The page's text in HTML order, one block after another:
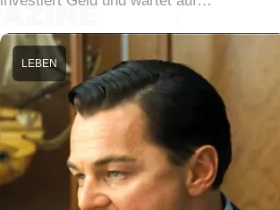
LEBEN